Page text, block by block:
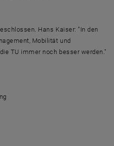
Hans Kaiser: "In den
Mobilität und
TU immer noch besser werden."